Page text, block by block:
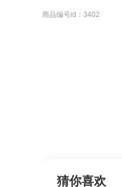
商品编号id：3402
猜你喜欢